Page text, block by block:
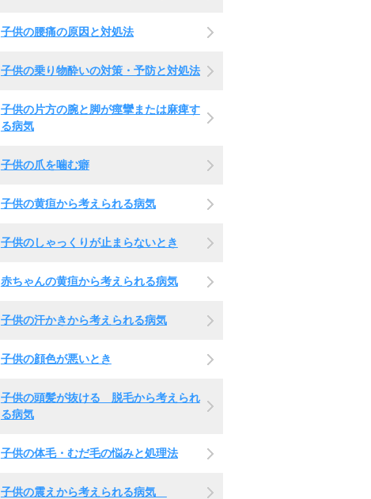
子供の腰痛の原因と対処法
子供の乗り物酔いの対策・予防と対処法
子供の片方の腕と脚が痙攣または麻痺す
る病気
子供の爪を噛む癖
子供の黄疸から考えられる病気
子供のしゃっくりが止まらないとき
赤ちゃんの黄疸から考えられる病気
子供の汗かきから考えられる病気
子供の顔色が悪いとき
子供の頭髪が抜ける 脱毛から考えられ
る病気
子供の体毛・むだ毛の悩みと処理法
子供の震えから考えられる病気